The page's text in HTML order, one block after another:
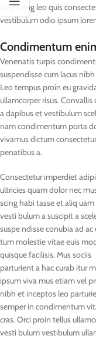
adipiscing leo quis
vestibulum odio ipsum
Condimentum
Venenatis turpis
suspendisse cum lacus
Leo tempus proin eu
ullamcorper risus.
a dapibus et vestibulum
nam condimentum porta
vivamus dictum
penatibus a.
Consectetur imperdiet
ultricies quam dolor nec
scing habi tasse et aliq uam
vesti bulum a suscipit a
suspe ndisse conubia ad ac
tum molestie vitae euis
quisque facilisis. Mus sociis
parturient a hac curab itur
ipsum viva mus etiam vel
nibh et inceptos leo
semper in condimentum
cras. Orci proin tellus
vesti bulum vestibulum